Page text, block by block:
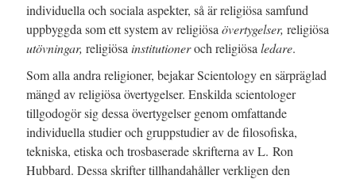
individuella och sociala aspekter, så är religiösa samfund
uppbyggda som ett system av religiösa övertygelser, religiösa
utövningar, religiösa institutioneroch religiösa ledare.
Som alla andra religioner, bejakar Scientology en särpräglad
mängd av religiösa övertygelser. Enskilda scientologer
tillgodogör sig dessa övertygelser genom omfattande
individuella studier och gruppstudier av de filosofiska,
tekniska, etiska och trosbaserade skrifterna av L. Ron
Hubbard. Dessa skrifter tillhandahåller verkligen den